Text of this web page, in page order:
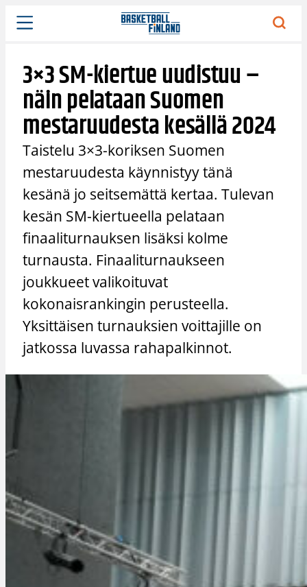
Siirry
sisältöön
3×3 SM-kiertue uudistuu –
näin pelataan Suomen
mestaruudesta kesällä 2024
Taistelu 3×3-koriksen Suomen
mestaruudesta käynnistyy tänä
kesänä jo seitsemättä kertaa. Tulevan
kesän SM-kiertueella pelataan
finaaliturnauksen lisäksi kolme
turnausta. Finaaliturnaukseen
joukkueet valikoituvat
kokonaisrankingin perusteella.
Yksittäisen turnauksien voittajille on
jatkossa luvassa rahapalkinnot.